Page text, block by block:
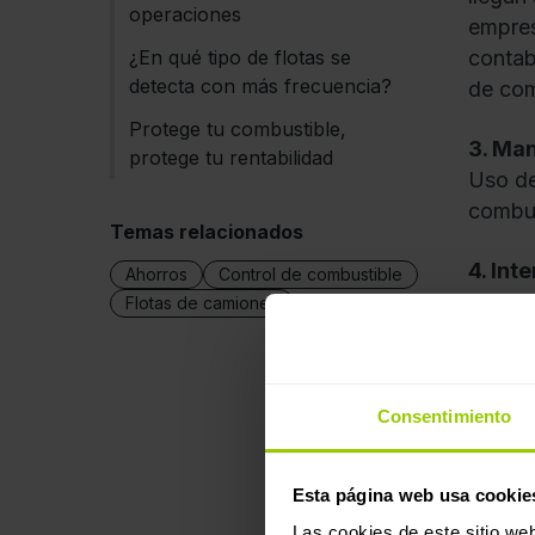
Consentimiento
Esta página web usa
operaciones
¿En qué tipo de flotas se
detecta con más frecuencia?
Protege tu combustible,
protege tu rentabilidad
Temas relacionados
Ahorros
Control de combustible
Flotas de camiones
de
3.
Uso
4.